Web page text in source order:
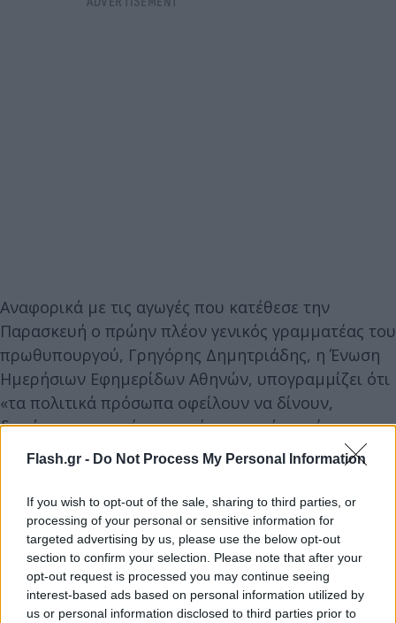
Flash.gr - Do Not Process My Personal Information
If you wish to opt-out of the sale, sharing to third parties, or
processing of your personal or sensitive information for
targeted advertising by us, please use the below opt-out
section to confirm your selection. Please note that after your
opt-out request is processed you may continue seeing
interest-based ads based on personal information utilized by
us or personal information disclosed to third parties prior to
Αναφορικά με τις αγωγές που κατέθεσε την
Παρασκευή ο πρώην πλέον γενικός γραμματέας του
πρωθυπουργού, Γρηγόρης Δημητριάδης, η Ένωση
Ημερήσιων Εφημερίδων Αθηνών, υπογραμμίζει ότι
«τα πολιτικά πρόσωπα οφείλουν να δίνουν,
δημόσια, πειστικές απαντήσεις για όσα φέρνει στο
φως η δημοσιογραφική έρευνα για τις
και όχι να καταφεύγουν σε αγωγές. Έχουν κάθε
δυνατότητα δημοσιοποίησης των θέσεων τους».